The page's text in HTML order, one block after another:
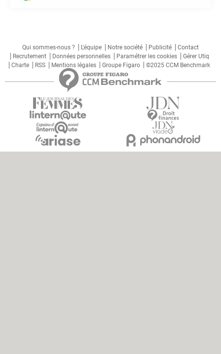
Qui sommes-nous ? L'équipe Notre société Publicité
Contact
Recrutement
Données personnelles Paramétrer les cookies
Gérer Utiq
Charte
RSS Mentions légales Groupe Figaro ©2025 CCM Benchmark